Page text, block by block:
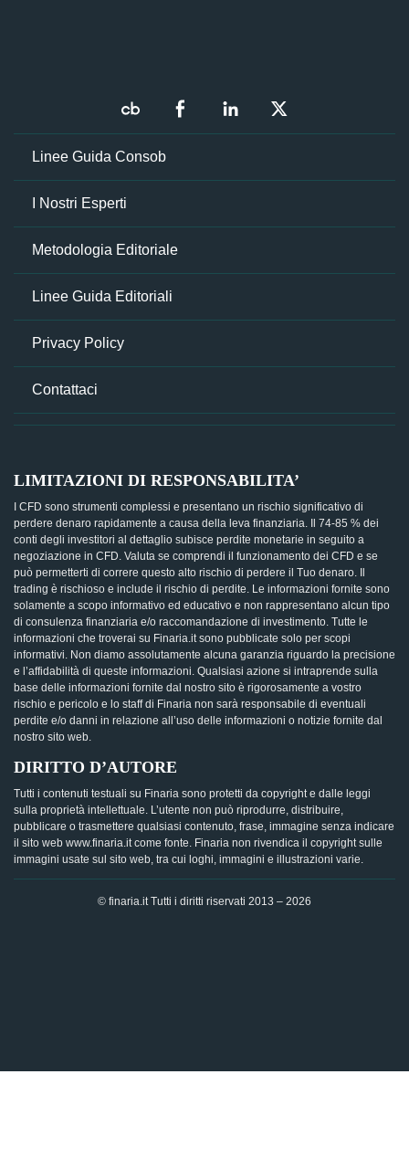
Linee Guida Consob
I Nostri Esperti
Metodologia Editoriale
Linee Guida Editoriali
Privacy Policy
Contattaci
LIMITAZIONI DI RESPONSABILITA’
I CFD sono strumenti complessi e presentano un rischio significativo di
perdere denaro rapidamente a causa della leva finanziaria. Il 74-85 % dei
conti degli investitori al dettaglio subisce perdite monetarie in seguito a
negoziazione in CFD. Valuta se comprendi il funzionamento dei CFD e se
può permetterti di correre questo alto rischio di perdere il Tuo denaro. Il
trading è rischioso e include il rischio di perdite. Le informazioni fornite sono
solamente a scopo informativo ed educativo e non rappresentano alcun tipo
di consulenza finanziaria e/o raccomandazione di investimento. Tutte le
informazioni che troverai su Finaria.it sono pubblicate solo per scopi
informativi. Non diamo assolutamente alcuna garanzia riguardo la precisione
e l’affidabilità di queste informazioni. Qualsiasi azione si intraprende sulla
base delle informazioni fornite dal nostro sito è rigorosamente a vostro
rischio e pericolo e lo staff di Finaria non sarà responsabile di eventuali
perdite e/o danni in relazione all’uso delle informazioni o notizie fornite dal
nostro sito web.
DIRITTO D’AUTORE
Tutti i contenuti testuali su Finaria sono protetti da copyright e dalle leggi
sulla proprietà intellettuale. L’utente non può riprodurre, distribuire,
pubblicare o trasmettere qualsiasi contenuto, frase, immagine senza indicare
il sito web www.finaria.it come fonte. Finaria non rivendica il copyright sulle
immagini usate sul sito web, tra cui loghi, immagini e illustrazioni varie.
© finaria.it Tutti i diritti riservati 2013 – 2026